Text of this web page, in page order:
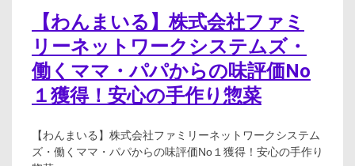
【わんまいる】株式会社ファミ
リーネットワークシステムズ・
働くママ・パパからの味評価No
１獲得！安心の手作り惣菜
【わんまいる】株式会社ファミリーネットワークシステム
ズ・働くママ・パパからの味評価No１獲得！安心の手作り